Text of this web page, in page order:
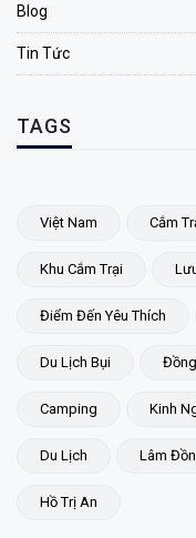
Blog
Tin Tức
TAGS
Việt Nam Cắm
Khu Cắm Trại
Điểm Đến Yêu Thích
Du Lịch Bụi
Camping Kinh
Du Lịch Lâm
Hồ Trị An